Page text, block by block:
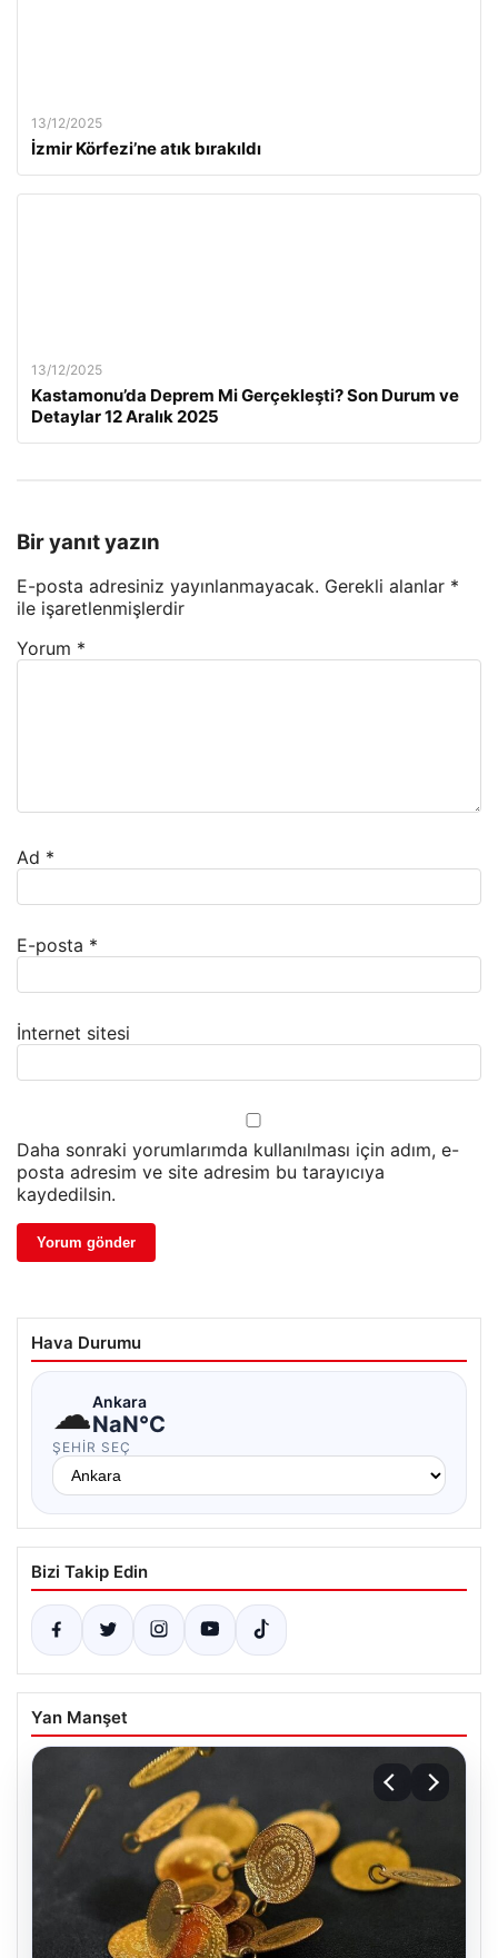
13/12/2025
İzmir Körfezi’ne atık bırakıldı
13/12/2025
Kastamonu’da Deprem Mi Gerçekleşti? Son Durum ve
Detaylar 12 Aralık 2025
Bir yanıt yazın
E-posta adresiniz yayınlanmayacak. Gerekli alanlar *
ile işaretlenmişlerdir
Yorum *
Ad *
E-posta *
İnternet sitesi
Daha sonraki yorumlarımda kullanılması için adım, e-
posta adresim ve site adresim bu tarayıcıya
kaydedilsin.
Hava Durumu
☁Ankara
NaN°C
ŞEHIR SEÇ
Bizi Takip Edin
Yan Manşet